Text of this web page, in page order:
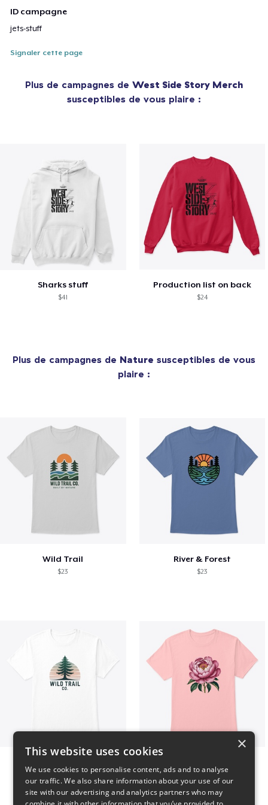
ID campagne
jets-stuff
Signaler cette page
Plus de campagnes de West Side Story Merch
susceptibles de vous plaire :
Sharks stuff
$41
Production list on back
$24
Plus de campagnes de Nature susceptibles de vous
plaire :
Wild Trail
$23
River & Forest
$23
×
This website uses cookies
We use cookies to personalise content, ads and to analyse
our traffic. We also share information about your use of our
site with our advertising and analytics partners who may